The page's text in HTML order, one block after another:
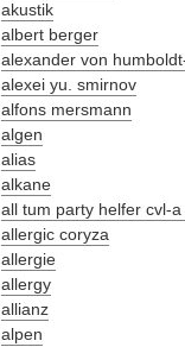
akustik
albert berger
alexander von
alexei yu. smirnov
alfons mersmann
algen
alias
alkane
all tum party helfer cvl-
allergic coryza
allergie
allergy
allianz
alpen